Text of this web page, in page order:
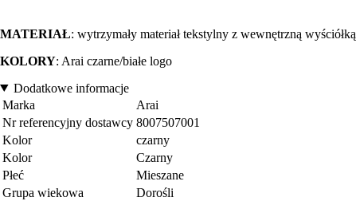
MATERIAŁ: wytrzymały materiał tekstylny z wewnętrzną wyściółką
KOLORY: Arai czarne/białe logo
Dodatkowe informacje
Marka
Arai
Nr referencyjny dostawcy 8007507001
Kolor
czarny
Kolor
Czarny
Płeć
Mieszane
Grupa wiekowa
Dorośli